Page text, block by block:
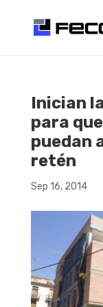
Inician
para
puedan
retén
Sep 16, 2014